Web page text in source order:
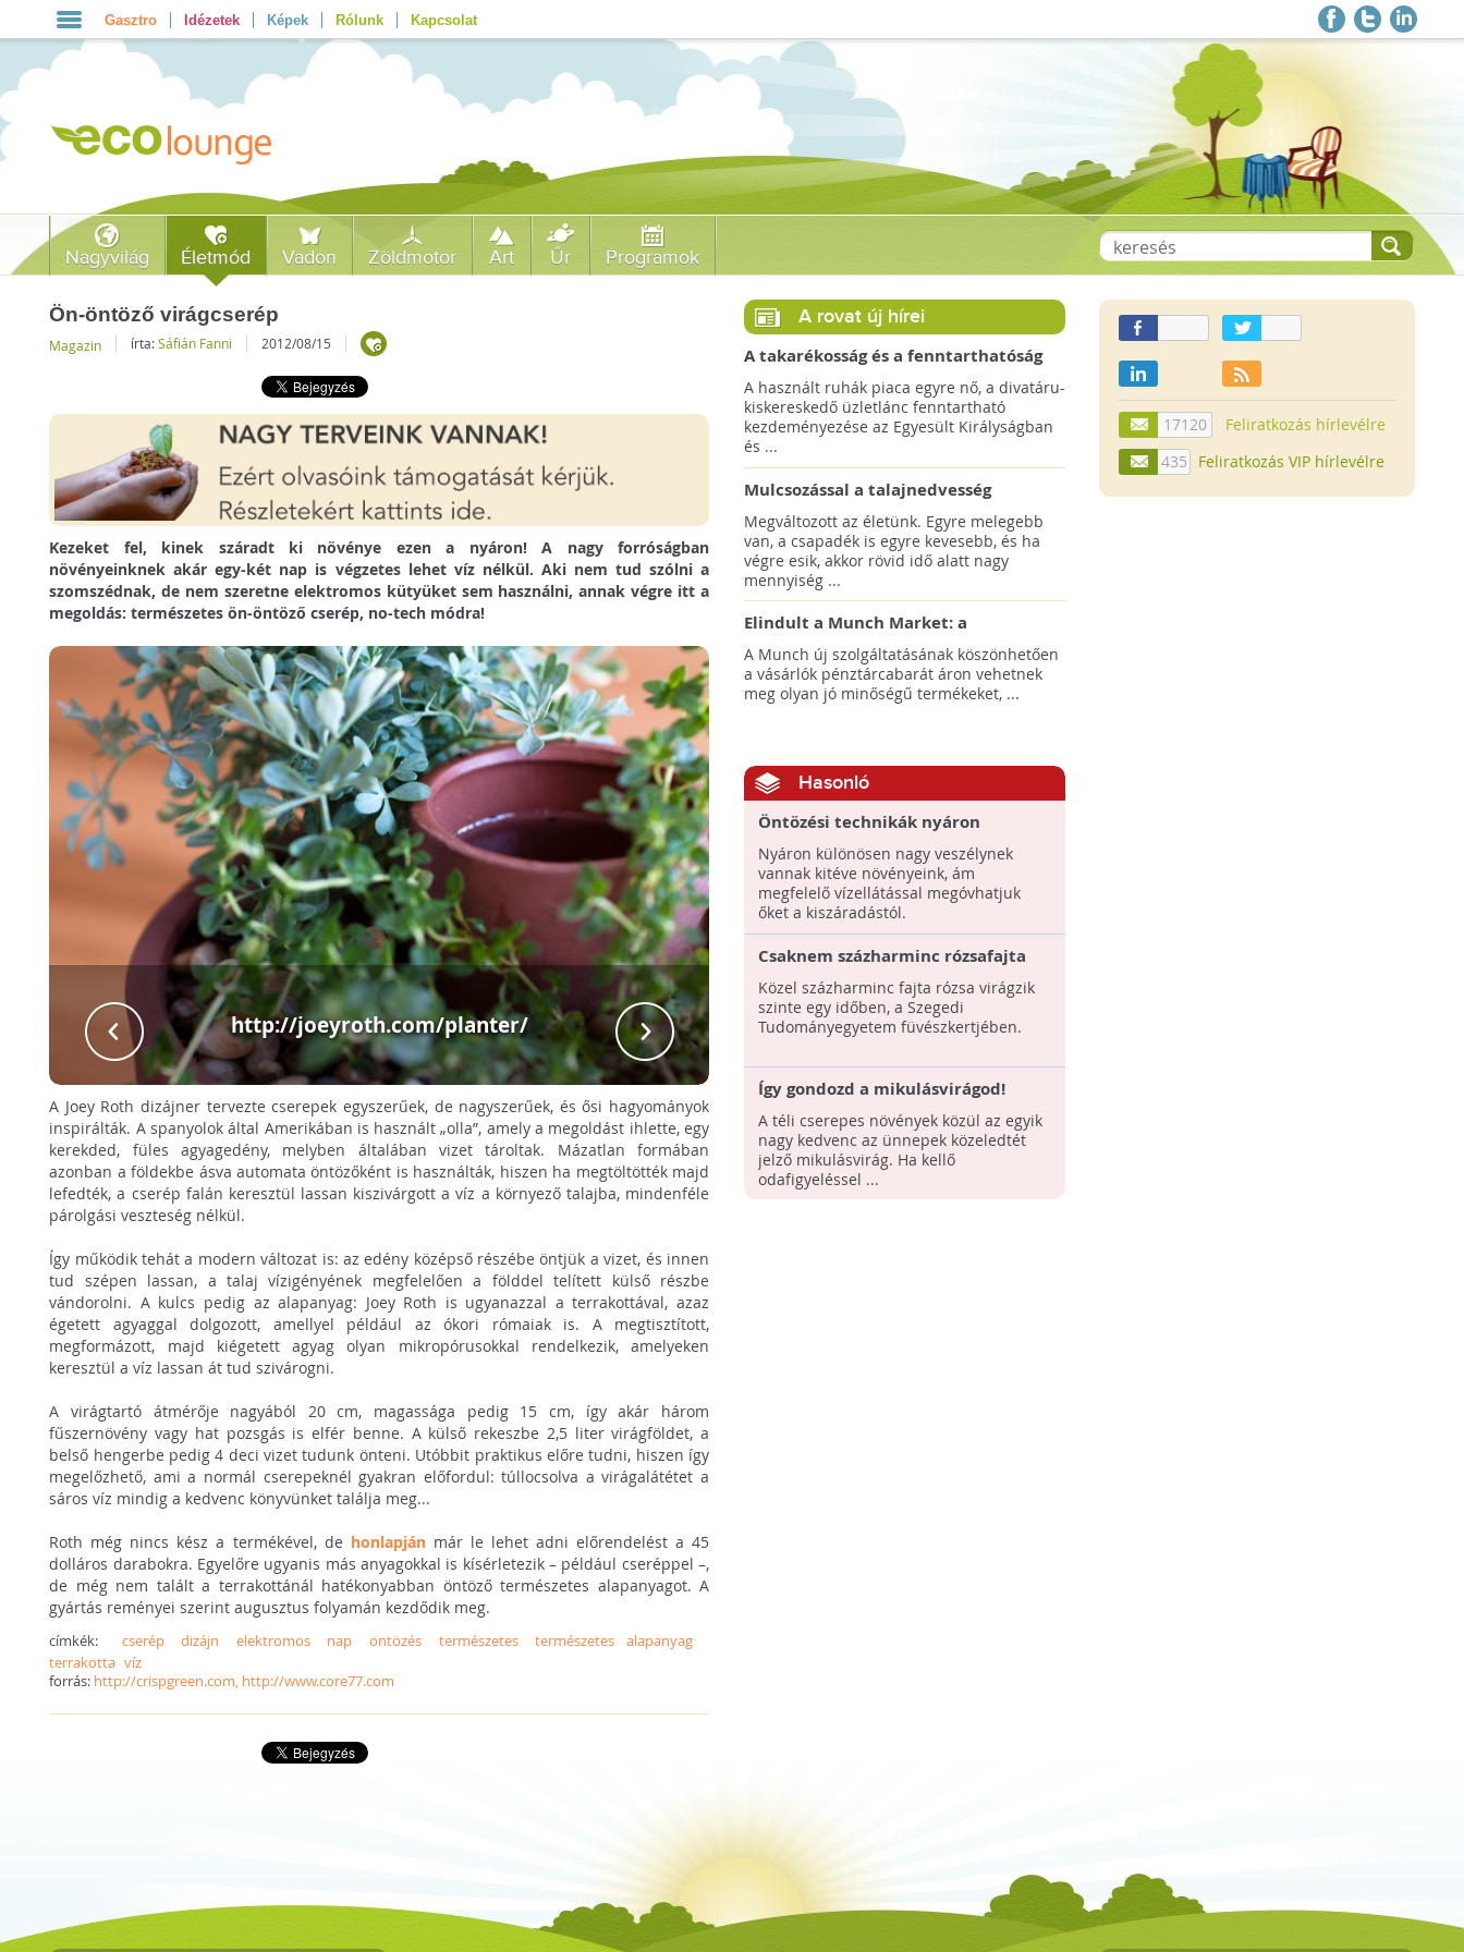
Gasztro Idézetek Képek Rólunk Kapcsolat
Nagyvilág Életmód Vadon Zöldmotor Art Űr Programok
Ön-öntöző virágcserép
Magazin írta:Sáfián Fanni 2012/08/15
Kezeket fel, kinek száradt ki növénye ezen a nyáron! A nagy forróságban
növényeinknek akár egy-két nap is végzetes lehet víz nélkül. Aki nem tud szólni a
szomszédnak, de nem szeretne elektromos kütyüket sem használni, annak végre itt a
megoldás: természetes ön-öntöző cserép, no-tech módra!
http://joeyroth.com/planter/ Joey Roth találmánya (Forrás:
http://joeyroth.com/planter/)
A Joey Roth dizájner tervezte cserepek egyszerűek, de nagyszerűek, és ősi hagyományok
inspirálták. A spanyolok által Amerikában is használt „olla”, amely a megoldást ihlette, egy
kerekded, füles agyagedény, melyben általában vizet tároltak. Mázatlan formában
azonban a földekbe ásva automata öntözőként is használták, hiszen ha megtöltötték majd
lefedték, a cserép falán keresztül lassan kiszivárgott a víz a környező talajba, mindenféle
párolgási veszteség nélkül.
Így működik tehát a modern változat is: az edény középső részébe öntjük a vizet, és innen
tud szépen lassan, a talaj vízigényének megfelelően a földdel telített külső részbe
vándorolni. A kulcs pedig az alapanyag: Joey Roth is ugyanazzal a terrakottával, azaz
égetett agyaggal dolgozott, amellyel például az ókori rómaiak is. A megtisztított,
megformázott, majd kiégetett agyag olyan mikropórusokkal rendelkezik, amelyeken
keresztül a víz lassan át tud szivárogni.
A virágtartó átmérője nagyából 20 cm, magassága pedig 15 cm, így akár három
fűszernövény vagy hat pozsgás is elfér benne. A külső rekeszbe 2,5 liter virágföldet, a
belső hengerbe pedig 4 deci vizet tudunk önteni. Utóbbit praktikus előre tudni, hiszen így
megelőzhető, ami a normál cserepeknél gyakran előfordul: túllocsolva a virágalátétet a
sáros víz mindig a kedvenc könyvünket találja meg...
Roth még nincs kész a termékével, de honlapjánmár le lehet adni előrendelést a 45
dolláros darabokra. Egyelőre ugyanis más anyagokkal is kísérletezik – például cseréppel –,
de még nem talált a terrakottánál hatékonyabban öntöző természetes alapanyagot. A
gyártás reményei szerint augusztus folyamán kezdődik meg.
címkék: cserép dizájn elektromos nap öntözés természetes
természetes alapanyag
terrakotta víz
forrás: http://crispgreen.com, http://www.core77.com
A rovat új hírei
A takarékosság és a fenntarthatóság
ösztönzésére a Zara 14 európai
országra terjeszti ki használtruha
szolgáltatását!
A használt ruhák piaca egyre nő, a divatáru-
kiskereskedő üzletlánc fenntartható
kezdeményezése az Egyesült Királyságban
és ...
Mulcsozással a talajnedvesség
megtartásáért
Megváltozott az életünk. Egyre melegebb
van, a csapadék is egyre kevesebb, és ha
végre esik, akkor rövid idő alatt nagy
mennyiség ...
Elindult a Munch Market: a
pazarláscsökkentő piactér
A Munch új szolgáltatásának köszönhetően
a vásárlók pénztárcabarát áron vehetnek
meg olyan jó minőségű termékeket, ...
Hasonló
Öntözési technikák nyáron
Nyáron különösen nagy veszélynek
vannak kitéve növényeink, ám
megfelelő vízellátással megóvhatjuk
őket a kiszáradástól.
Csaknem százharminc rózsafajta
Közel százharminc fajta rózsa virágzik
szinte egy időben, a Szegedi
Tudományegyetem füvészkertjében.
Így gondozd a mikulásvirágod!
A téli cserepes növények közül az egyik
nagy kedvenc az ünnepek közeledtét
jelző mikulásvirág. Ha kellő
odafigyeléssel ...
17120
Feliratkozás hírlevélre
435
Feliratkozás VIP hírlevélre